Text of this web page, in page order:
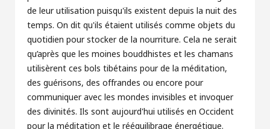
de leur utilisation puisqu'ils existent depuis la nuit des
temps. On dit qu'ils étaient utilisés comme objets du
quotidien pour stocker de la nourriture. Cela ne serait
qu’après que les moines bouddhistes et les chamans
utilisèrent ces bols tibétains pour de la méditation,
des guérisons, des offrandes ou encore pour
communiquer avec les mondes invisibles et invoquer
des divinités. Ils sont aujourd'hui utilisés en Occident
pour la méditation et le rééquilibrage énergétique.